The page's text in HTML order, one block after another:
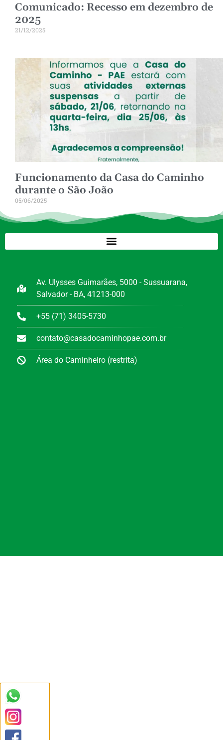
Comunicado: Recesso em dezembro de
2025
21/12/2025
Funcionamento da Casa do Caminho
durante o São João
05/06/2025
Av. Ulysses Guimarães, 5000 - Sussuarana,
Salvador - BA, 41213-000
+55 (71) 3405-5730
contato@casadocaminhopae.com.br
Área do Caminheiro (restrita)